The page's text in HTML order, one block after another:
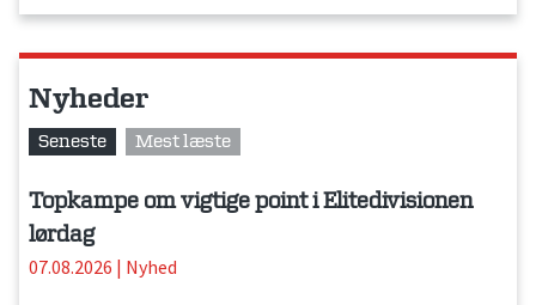
Nyheder
Seneste Mest læste
Topkampe om vigtige point i Elitedivisionen
lørdag
07.08.2026 | Nyhed